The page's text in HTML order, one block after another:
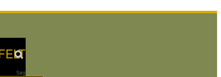
Søg